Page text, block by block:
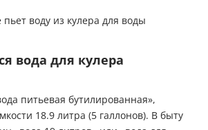
вода для кулера
питьевая бутилированная»,
18.9 литра (5 галлонов). В быту